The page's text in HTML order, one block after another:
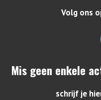
Volg ons
Mis geen enkele
schrijf je